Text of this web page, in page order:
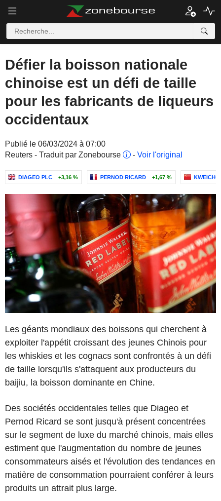
Défier la boisson nationale
chinoise est un défi de taille
pour les fabricants de liqueurs
occidentaux
Publié le 06/03/2024 à 07:00
Reuters - Traduit par Zonebourse
- Voir l'original
DIAGEO PLC +3,16 % PERNOD RICARD +1,67 %
Les géants mondiaux des boissons qui cherchent à
exploiter l'appétit croissant des jeunes Chinois pour
les whiskies et les cognacs sont confrontés à un défi
de taille lorsqu'ils s'attaquent aux producteurs du
baijiu, la boisson dominante en Chine.
Des sociétés occidentales telles que Diageo et
Pernod Ricard se sont jusqu'à présent concentrées
sur le segment de luxe du marché chinois, mais elles
estiment que l'augmentation du nombre de jeunes
consommateurs aisés et l'évolution des tendances en
matière de consommation pourraient conférer à leurs
produits un attrait plus large.